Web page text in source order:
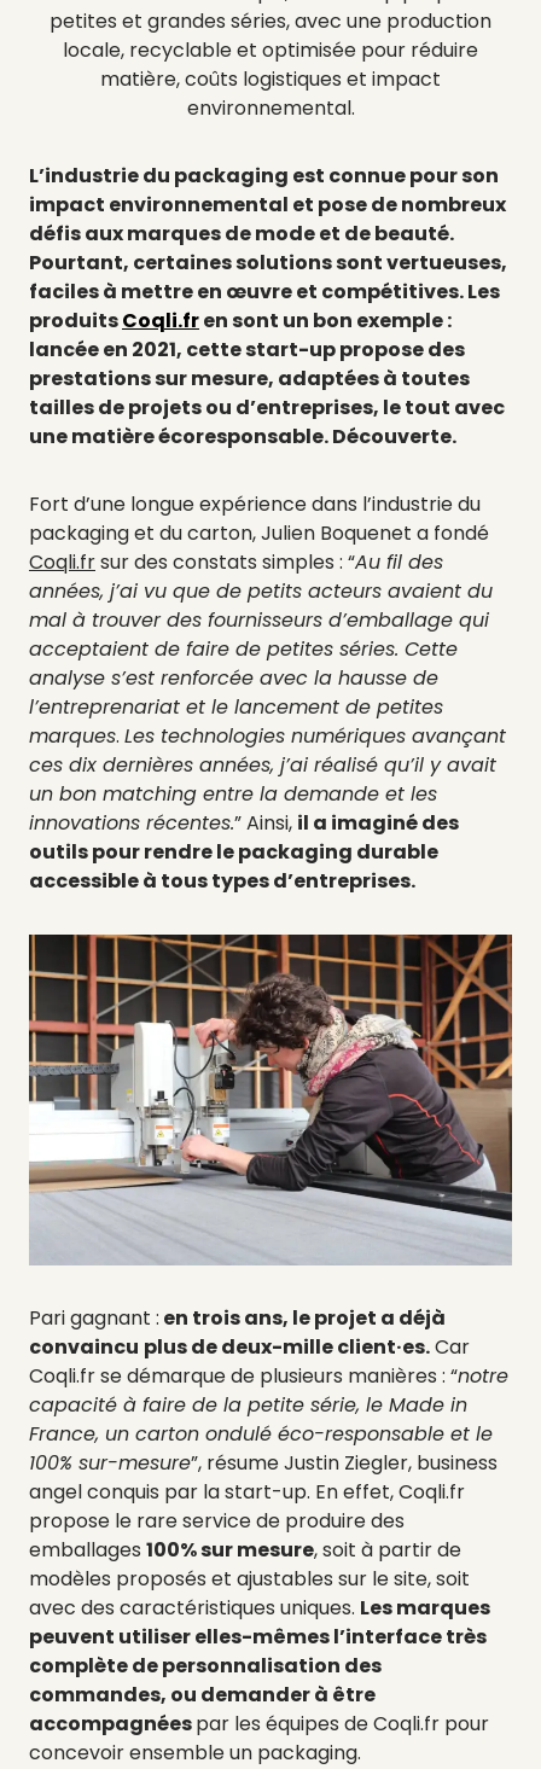
petites et grandes séries, avec une production
locale, recyclable et optimisée pour réduire
matière, coûts logistiques et impact
environnemental.
L’industrie du packaging est connue pour son
impact environnemental et pose de nombreux
défis aux marques de mode et de beauté.
Pourtant, certaines solutions sont vertueuses,
faciles à mettre en œuvre et compétitives. Les
produitsCoqli.fren sont un bon exemple :
lancée en 2021, cette start-up propose des
prestations sur mesure, adaptées à toutes
tailles de projets ou d’entreprises, le tout avec
une matière écoresponsable. Découverte.
Fort d’une longue expérience dans l’industrie du
packaging et du carton, Julien Boquenet a fondé
Coqli.frsur des constats simples : “Au fil des
années, j’ai vu que de petits acteurs avaient du
mal à trouver des fournisseurs d’emballage qui
acceptaient de faire de petites séries. Cette
analyse s’est renforcée avec la hausse de
l’entreprenariat et le lancement de petites
marques. Les technologies numériques avançant
ces dix dernières années, j’ai réalisé qu’il y avait
un bon matching entre la demande et les
innovations récentes.” Ainsi, il a imaginé des
outils pour rendre le packaging durable
accessible à tous types d’entreprises.
Pari gagnant : en trois ans, le projet a déjà
convaincu plus de deux-mille client·es.Car
Coqli.fr se démarque de plusieurs manières : “notre
capacité à faire de la petite série, le Made in
France, un carton ondulé éco-responsable et le
100% sur-mesure”, résume Justin Ziegler, business
angelconquis par la start-up. En effet, Coqli.fr
propose le rare service de produire des
emballages 100% sur mesure, soit à partir de
modèles proposés et ajustables sur le site, soit
avec des caractéristiques uniques. Les marques
peuvent utiliser elles-mêmes l’interface très
complète de personnalisation des
commandes, ou demander à être
accompagnéespar les équipes de Coqli.fr pour
concevoir ensemble un packaging.